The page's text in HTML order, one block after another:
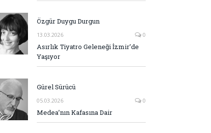
Özgür Duygu Durgun
13.03.2026 0
Asırlık Tiyatro Geleneği İzmir’de
Yaşıyor
Gürel Sürücü
05.03.2026 0
Medea’nın Kafasına Dair